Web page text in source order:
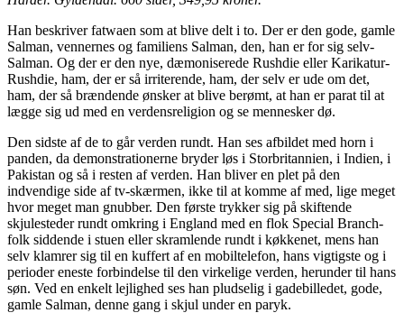
Han beskriver fatwaen som at blive delt i to. Der er den gode, gamle
Salman, vennernes og familiens Salman, den, han er for sig selv-
Salman. Og der er den nye, dæmoniserede Rushdie eller Karikatur-
Rushdie, ham, der er så irriterende, ham, der selv er ude om det,
ham, der så brændende ønsker at blive berømt, at han er parat til at
lægge sig ud med en verdensreligion og se mennesker dø.
Den sidste af de to går verden rundt. Han ses afbildet med horn i
panden, da demonstrationerne bryder løs i Storbritannien, i Indien, i
Pakistan og så i resten af verden. Han bliver en plet på den
indvendige side af tv-skærmen, ikke til at komme af med, lige meget
hvor meget man gnubber. Den første trykker sig på skiftende
skjulesteder rundt omkring i England med en flok Special Branch-
folk siddende i stuen eller skramlende rundt i køkkenet, mens han
selv klamrer sig til en kuffert af en mobiltelefon, hans vigtigste og i
perioder eneste forbindelse til den virkelige verden, herunder til hans
søn. Ved en enkelt lejlighed ses han pludselig i gadebilledet, gode,
gamle Salman, denne gang i skjul under en paryk.